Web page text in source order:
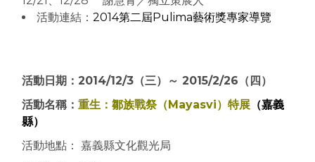
活動連結：2014第二屆Pulima藝術獎專家導覽
活動日期：2014/12/3（三）～ 2015/2/26（四）
活動名稱：重生：鄒族戰祭（Mayasvi）特展 （嘉義
縣）
活動地點： 嘉義縣文化觀光局